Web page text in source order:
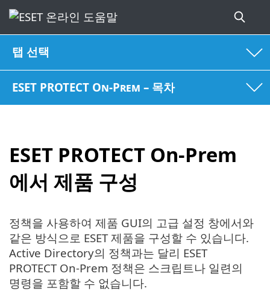
탭 선택
ESET PROTECT On-Prem – 목차
ESET PROTECT On-Prem
에서 제품 구성
정책을 사용하여 제품 GUI의 고급 설정 창에서와
같은 방식으로 ESET 제품을 구성할 수 있습니다.
Active Directory의 정책과는 달리 ESET
PROTECT On-Prem 정책은 스크립트나 일련의
명령을 포함할 수 없습니다.